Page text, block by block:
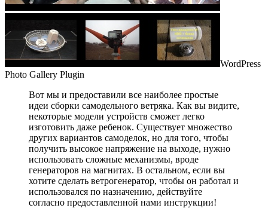
WordPress
Photo Gallery Plugin
Вот мы и предоставили все наиболее простые
идеи сборки самодельного ветряка. Как вы видите,
некоторые модели устройств сможет легко
изготовить даже ребенок. Существует множество
других вариантов самоделок, но для того, чтобы
получить высокое напряжение на выходе, нужно
использовать сложные механизмы, вроде
генераторов на магнитах. В остальном, если вы
хотите сделать ветрогенератор, чтобы он работал и
использовался по назначению, действуйте
согласно предоставленной нами инструкции!